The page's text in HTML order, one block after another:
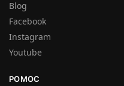
Blog
Facebook
Instagram
Youtube
POMOC